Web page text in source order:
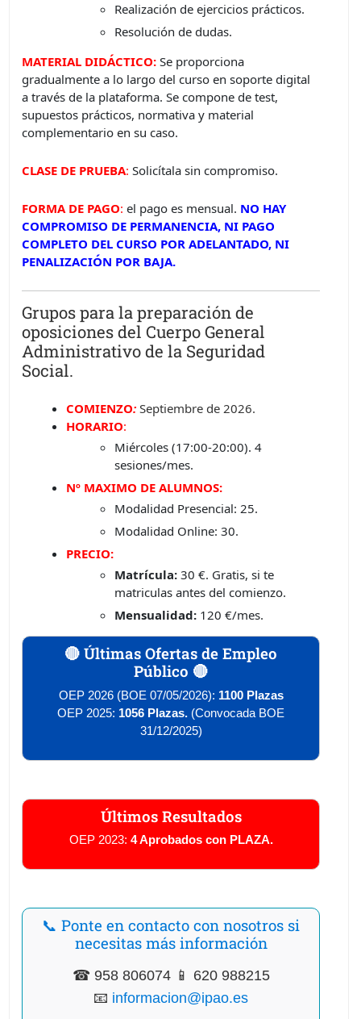
Realización de ejercicios prácticos.
Resolución de dudas.
MATERIAL DIDÁCTICO:Se proporciona
gradualmente a lo largo del curso en soporte digital
a través de la plataforma. Se compone de test,
supuestos prácticos, normativa y material
complementario en su caso.
CLASE DE PRUEBA: Solicítala sin compromiso.
FORMA DE PAGO: el pago es mensual. NO HAY
COMPROMISO DE PERMANENCIA, NI PAGO
COMPLETO DEL CURSO POR ADELANTADO, NI
PENALIZACIÓN POR BAJA.
Grupos para la preparación de
oposiciones del Cuerpo General
Administrativo de la Seguridad
Social.
COMIENZO:Septiembre de 2026.
HORARIO:
Miércoles (17:00-20:00). 4
sesiones/mes.
Nº MAXIMO DE ALUMNOS:
Modalidad Presencial: 25.
Modalidad Online: 30.
PRECIO:
Matrícula: 30 €. Gratis, si te
matriculas antes del comienzo.
Mensualidad: 120 €/mes.
🔴 Últimas Ofertas de Empleo
Público 🔴
OEP 2026 (BOE 07/05/2026): 1100 Plazas
OEP 2025: 1056 Plazas. (Convocada BOE
31/12/2025)
Últimos Resultados
OEP 2023: 4 Aprobados con PLAZA.
📞 Ponte en contacto con nosotros si
necesitas más información
☎ 958 806074 📱 620 988215
📧 informacion@ipao.es